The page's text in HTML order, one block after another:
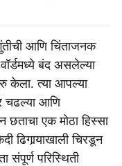
आणि चिंताजनक
बंद असलेल्या
केला. त्या आपल्या
चढल्या आणि
छताचा एक मोठा हिस्सा
ढिगार्‍याखाली चिरडून
संपूर्ण परिस्थिती